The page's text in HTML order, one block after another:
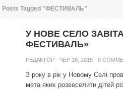
Posts Tagged "ФЕСТИВАЛЬ"
У НОВЕ СЕЛО
ФЕСТИВАЛЬ»
РЕДАКТОР · ЧЕР 18, 2015 · 0
З року в рік у Новому Селі
мета яких розвеселити дітей